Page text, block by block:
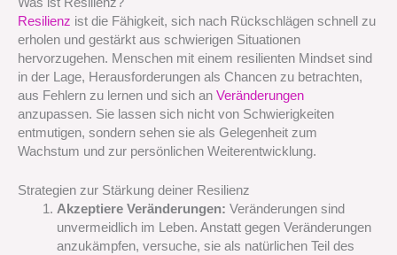
Resilienz ist die Fähigkeit, sich nach Rückschlägen schnell zu
erholen und gestärkt aus schwierigen Situationen
hervorzugehen. Menschen mit einem resilienten Mindset sind
in der Lage, Herausforderungen als Chancen zu betrachten,
aus Fehlern zu lernen und sich an Veränderungen
anzupassen. Sie lassen sich nicht von Schwierigkeiten
entmutigen, sondern sehen sie als Gelegenheit zum
Wachstum und zur persönlichen Weiterentwicklung.
Strategien zur Stärkung deiner Resilienz
Akzeptiere Veränderungen: Veränderungen sind
unvermeidlich im Leben. Anstatt gegen Veränderungen
anzukämpfen, versuche, sie als natürlichen Teil des